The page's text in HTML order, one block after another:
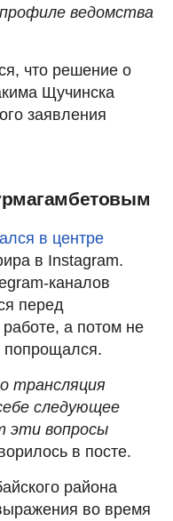
ведомства
что решение о
Щучинска
заявления
в центре
в Instagram.
каналов
перед
а потом не
попрощался.
трансляция
следующее
эти вопросы
в посте.
района
во время